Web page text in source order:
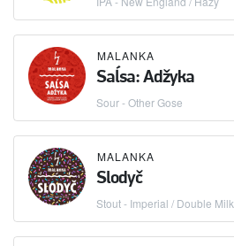
MALANKA
Saĺsa: Adžyka
Sour - Other Gose
MALANKA
Slodyč
Stout - Imperial / Double Milk